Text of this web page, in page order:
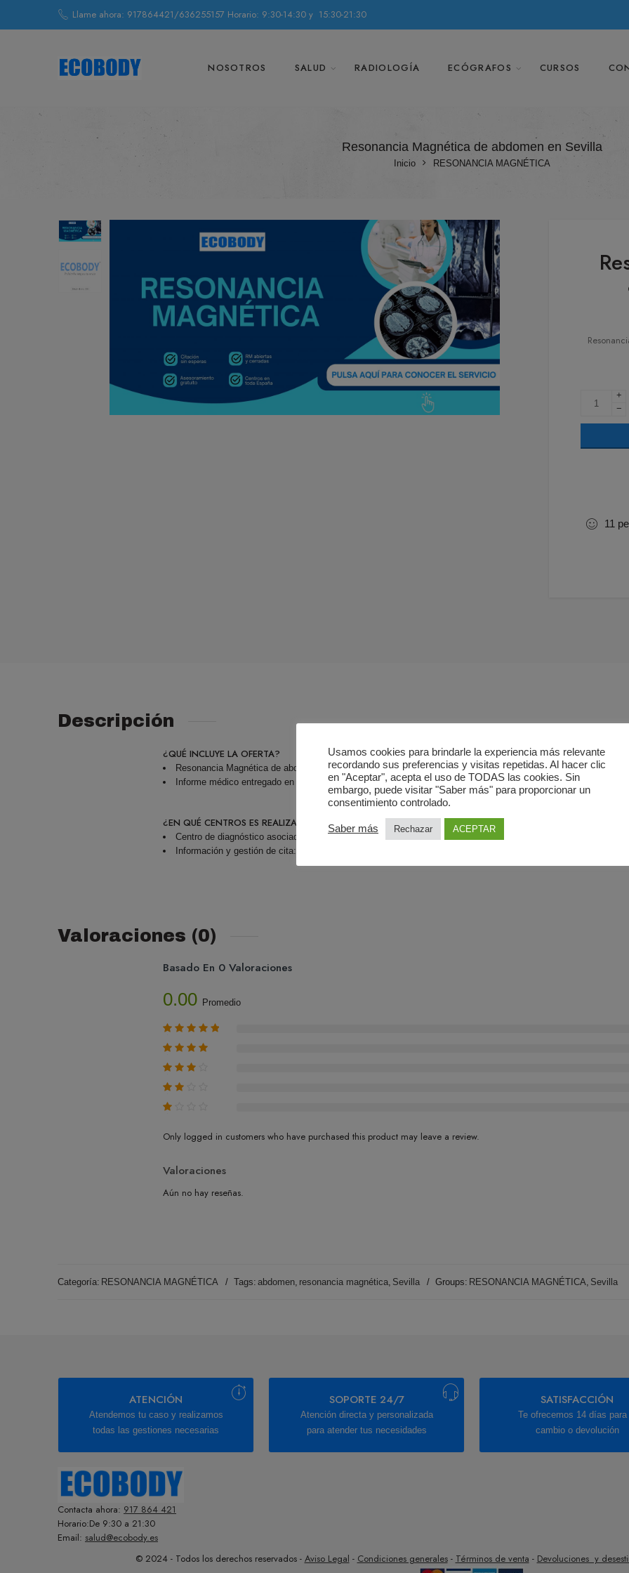
Llame ahora: 917864421/636255157 Horario: 9:30-14:30 y 15:30-21:30
NOSOTROS SALUD RADIOLOGÍA ECÓGRAFOS CURSOS
Resonancia Magnética de abdomen en Sevilla
Inicio RESONANCIA MAGNÉTICA
+
−
11
Descripción
¿QUÉ INCLUYE LA OFERTA?
Resonancia Magnética de abdomen realizada en Resonancia Magnética de 1,5T
Informe médico entregado en 24 horas
¿EN QUÉ CENTROS ES REALIZADA LA RESONANCIA MAGNÉTICA?
Centro de diagnóstico asociado a Ecobody en Sevilla capital
Información y gestión de cita: 917864421/636255157
Valoraciones (0)
Basado En 0 Valoraciones
0.00 Promedio
Only logged in customers who have purchased this product may leave a review.
Valoraciones
Aún no hay reseñas.
Categoría: RESONANCIA MAGNÉTICA Tags: abdomen resonancia magnética Sevilla Groups: RESONANCIA MAGNÉTICA Sevilla
ATENCIÓN
Atendemos tu caso y realizamos
todas las gestiones necesarias
SOPORTE 24/7
Atención directa y personalizada
para atender tus necesidades
SATISFACCIÓN
Te ofrecemos 14 días para
cambio o devolución
Contacta ahora: 917 864 421
Horario:De 9:30 a 21:30
Email: salud@ecobody.es
© 2024 - Todos los derechos reservados - Aviso Legal - Condiciones generales- Términos de venta - Devoluciones y
Usamos cookies para brindarle la experiencia más relevante
recordando sus preferencias y visitas repetidas. Al hacer clic
en "Aceptar", acepta el uso de TODAS las cookies. Sin
embargo, puede visitar "Saber más" para proporcionar un
consentimiento controlado.
Saber más Rechazar ACEPTAR